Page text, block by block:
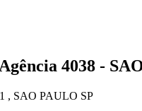
4038 -
, SAO PAULO SP